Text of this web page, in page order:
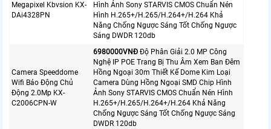
Megapixel Kbvsion KX-
DAi4328PN
Hình Ảnh Sony STARVIS CMOS Chuẩn Nén
Hình H.265+/H.265/H.264+/H.264 Khả
Năng Chống Ngược Sáng Tốt Chống Ngược
Sáng DWDR 120db
Camera Speeddome
Wifi Báo Động Chủ
Động 2.0Mp KX-
C2006CPN-W
6980000VNÐ Độ Phân Giải 2.0 MP Công
Nghệ IP POE Trang Bị Thu Âm Xem Ban Đêm
Hồng Ngoại 30m Thiết Kế Dome Kim Loại
Camera Dùng Hồng Ngoại SMD Chip Hình
Ảnh Sony STARVIS CMOS Chuẩn Nén Hình
H.265+/H.265/H.264+/H.264 Khả Năng
Chống Ngược Sáng Tốt Chống Ngược Sáng
DWDR 120db